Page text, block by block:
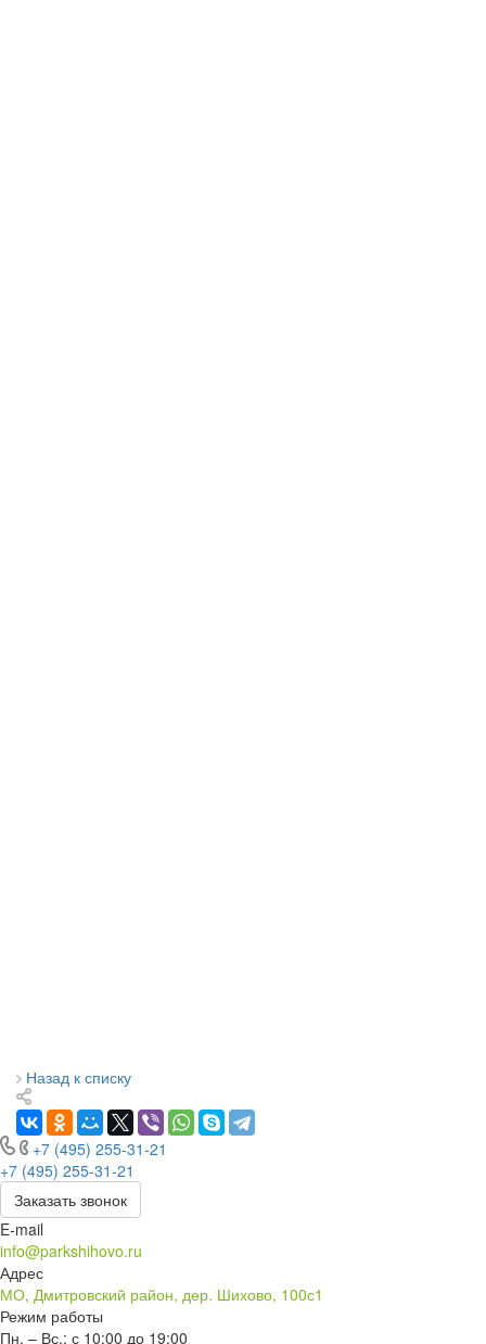
Назад к списку
+7 (495) 255-31-21
+7 (495) 255-31-21
Заказать звонок
E-mail
info@parkshihovo.ru
Адрес
МО, Дмитровский район, дер. Шихово, 100с1
Режим работы
Пн. – Вс.: с 10:00 до 19:00